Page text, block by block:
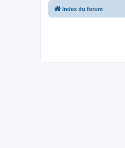
Index du forum